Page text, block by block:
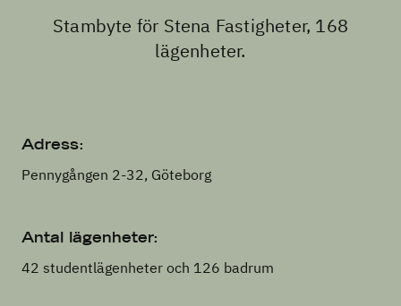
Stambyte för Stena Fastigheter, 168
lägenheter.
Adress:
Pennygången 2-32, Göteborg
Antal lägenheter:
42 studentlägenheter och 126 badrum